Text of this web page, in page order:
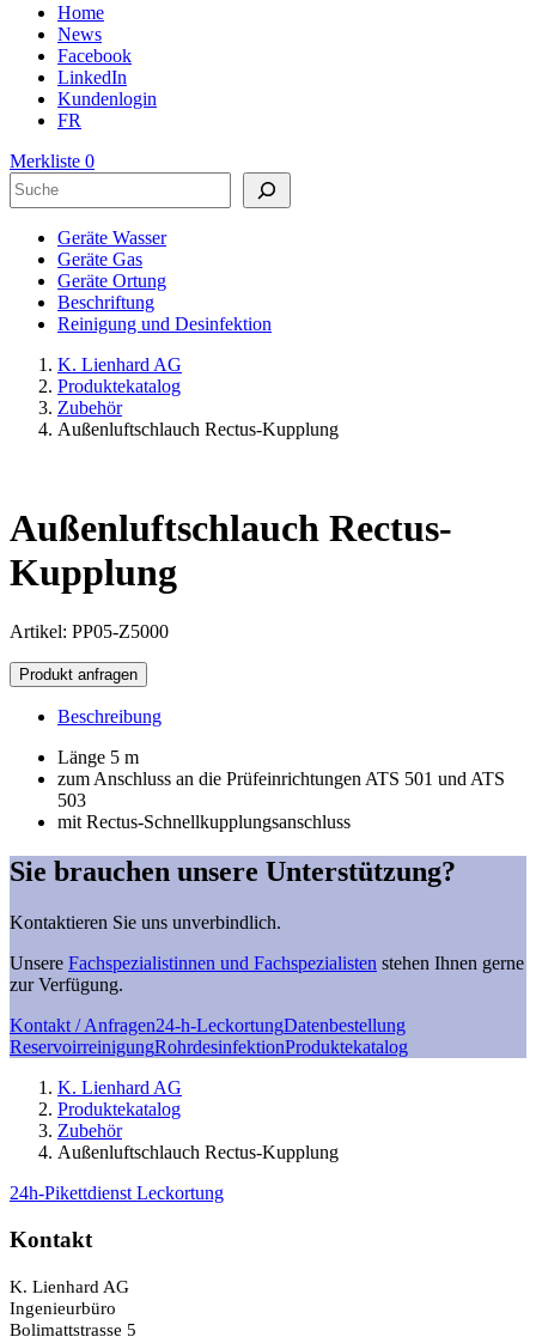
Home
News
Facebook
LinkedIn
Kundenlogin
FR
Merkliste 0
Suchen
Geräte Wasser
Geräte Gas
Geräte Ortung
Beschriftung
Reinigung und Desinfektion
K. Lienhard AG
Produktekatalog
Zubehör
Außenluftschlauch Rectus-Kupplung
Außenluftschlauch Rectus-
Kupplung
Artikel: PP05-Z5000
Außenluftschlauch
Rectus-
Kupplung
Produkt anfragen
Beschreibung
Länge 5 m
zum Anschluss an die Prüfeinrichtungen ATS 501 und ATS
503
mit Rectus-Schnellkupplungsanschluss
Sie brauchen unsere Unterstützung?
Kontaktieren Sie uns unverbindlich.
Unsere Fachspezialistinnen und Fachspezialisten stehen Ihnen gerne
zur Verfügung.
Kontakt / Anfragen24-h-LeckortungDatenbestellung
ReservoirreinigungRohrdesinfektionProduktekatalog
K. Lienhard AG
Produktekatalog
Zubehör
Außenluftschlauch Rectus-Kupplung
24h-Pikettdienst Leckortung
Kontakt
K. Lienhard AG
Ingenieurbüro
Bolimattstrasse 5